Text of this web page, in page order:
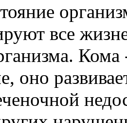
все
Кома
оно